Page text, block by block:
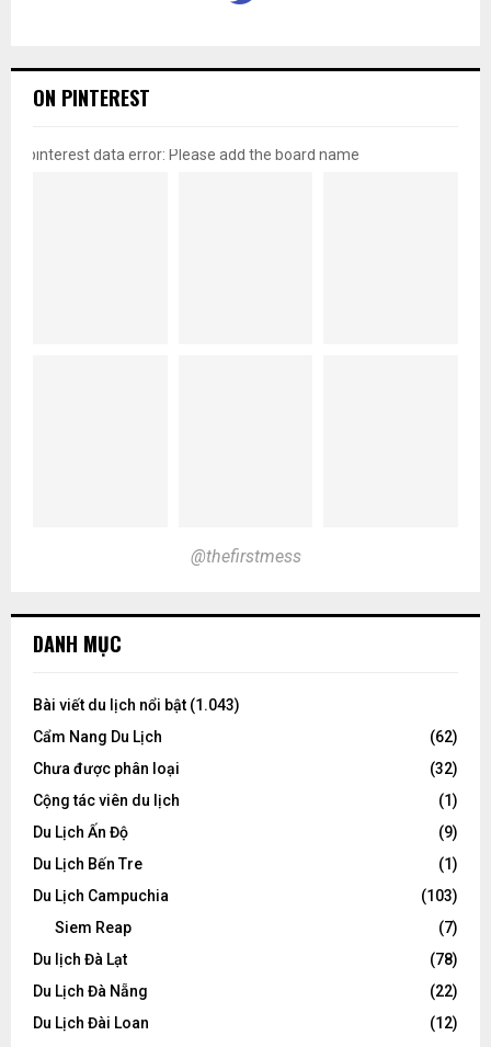
ON PINTEREST
pinterest data error: Please add the board name
@thefirstmess
DANH MỤC
Bài viết du lịch nổi bật (1.043)
Cẩm Nang Du Lịch
(62)
Chưa được phân loại
(32)
Cộng tác viên du lịch
(1)
Du Lịch Ấn Độ
(9)
Du Lịch Bến Tre
(1)
Du Lịch Campuchia
(103)
Siem Reap
(7)
Du lịch Đà Lạt
(78)
Du Lịch Đà Nẵng
(22)
Du Lịch Đài Loan
(12)